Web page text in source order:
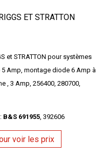
ET STRATTON
et STRATTON pour systèmes
Amp, montage diode 6 Amp à
, 3 Amp, 256400, 280700,
B&S 691955, 392606
voir les prix